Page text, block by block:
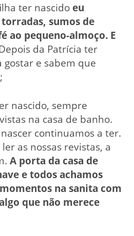
ter nascido eu
sumos de
ao pequeno-almoço. E
da Patrícia ter
gostar e sabem que
nascido, sempre
na casa de banho.
continuamos a ter.
as nossas revistas, a
A porta da casa de
e todos achamos
na sanita com
que não merece